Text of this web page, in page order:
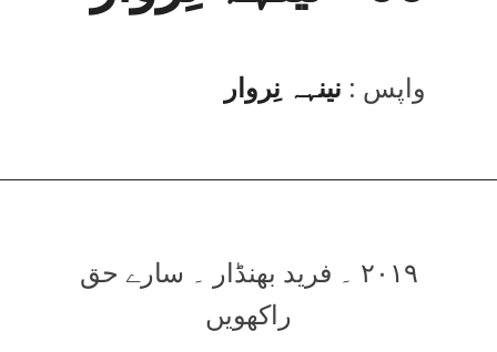
واپس : نینہہ نِروار
۲۰۱۹ ۔ فرید بھنڈار ۔ سارے حق
راکھویں